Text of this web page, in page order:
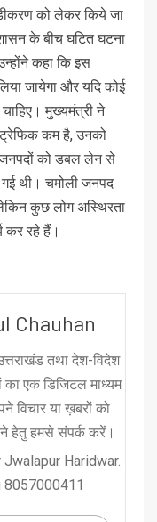
को लेकर किये जा
के बीच घटित घटना
कहा कि इस
जायेगा और यदि कोई
चाहिए। मुख्यमंत्री ने
ट्रेफिक कम है, उनको
को डबल लेन से
गई थी। चमोली जनपद
कुछ लोग अस्थिरता
कर रहे हैं।
Chauhan
तथा देश-विदेश
का एक डिजिटल माध्यम
विचार या ख़बरों को
हेतु हमसे संपर्क करें।
Haridwar.
8057000411